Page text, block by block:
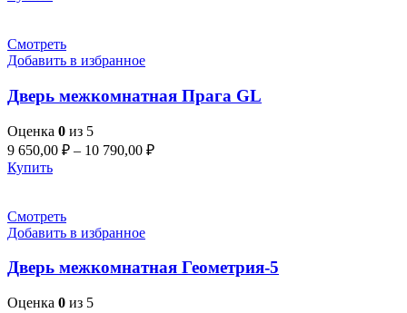
Смотреть
Добавить в избранное
Дверь межкомнатная Прага GL
Оценка 0 из 5
9 650,00 ₽ – 10 790,00 ₽
Купить
Смотреть
Добавить в избранное
Дверь межкомнатная Геометрия-5
Оценка 0 из 5